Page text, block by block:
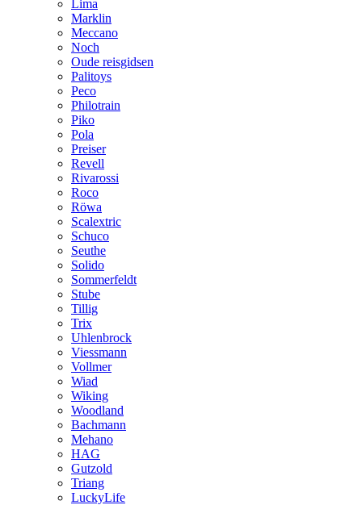
Lima
Marklin
Meccano
Noch
Oude reisgidsen
Palitoys
Peco
Philotrain
Piko
Pola
Preiser
Revell
Rivarossi
Roco
Röwa
Scalextric
Schuco
Seuthe
Solido
Sommerfeldt
Stube
Tillig
Trix
Uhlenbrock
Viessmann
Vollmer
Wiad
Wiking
Woodland
Bachmann
Mehano
HAG
Gutzold
Triang
LuckyLife